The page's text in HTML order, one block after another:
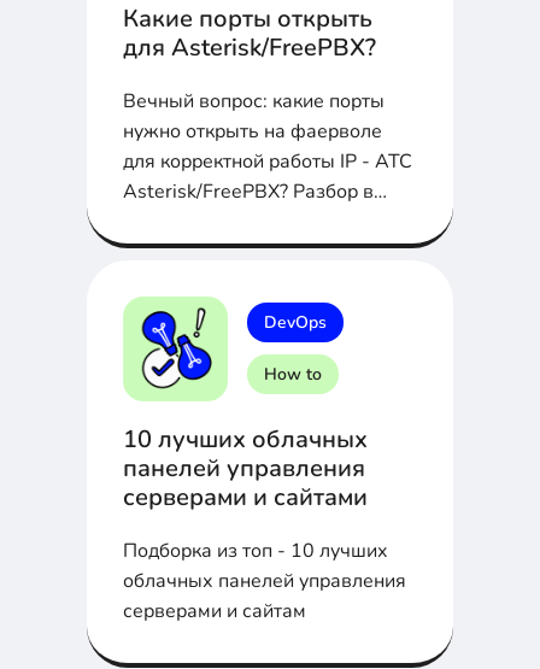
Какие порты открыть
для Asterisk/FreePBX?
Вечный вопрос: какие порты
нужно открыть на фаерволе
для корректной работы IP - АТС
Asterisk/FreePBX? Разбор в
DevOps
How to
10 лучших облачных
панелей управления
серверами и сайтами
Подборка из топ - 10 лучших
облачных панелей управления
серверами и сайтам